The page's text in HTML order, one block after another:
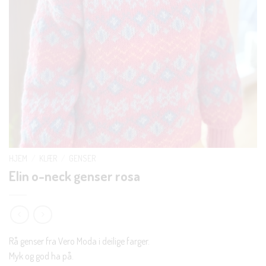
Elin o-neck genser rosa
Rå genser fra Vero Moda i deilige farger.
Myk og god ha på.